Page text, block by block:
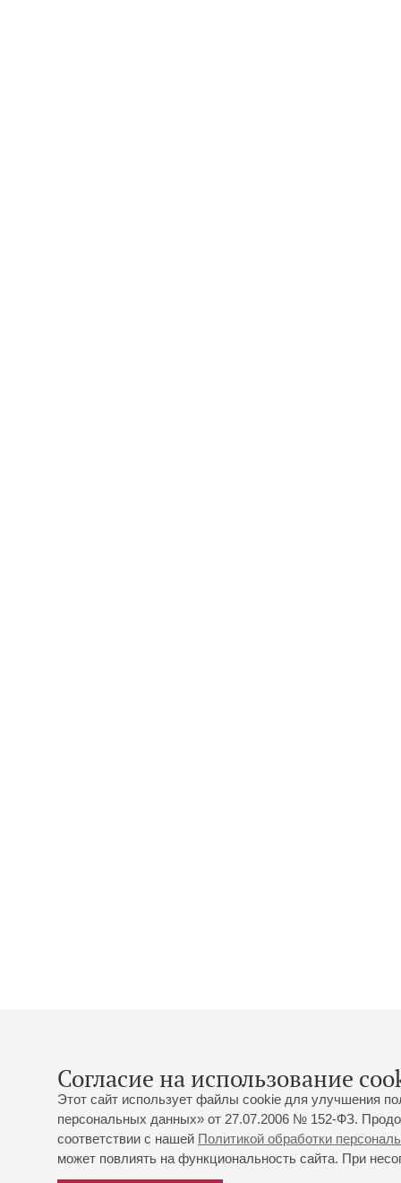
Согласие на использование
Этот сайт использует файлы cookie для улучшения
персональных данных» от 27.07.2006 № 152-ФЗ.
соответствии с нашей Политикой обработки
может повлиять на функциональность сайта. При